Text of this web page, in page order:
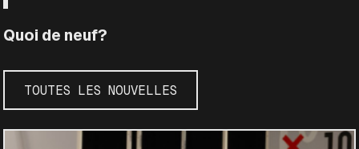
Quoi de neuf?
TOUTES LES NOUVELLES